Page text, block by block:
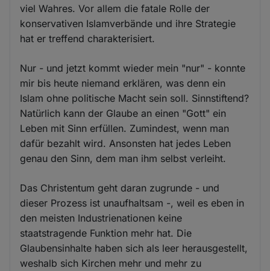
viel Wahres. Vor allem die fatale Rolle der
konservativen Islamverbände und ihre Strategie
hat er treffend charakterisiert.
Nur - und jetzt kommt wieder mein "nur" - konnte
mir bis heute niemand erklären, was denn ein
Islam ohne politische Macht sein soll. Sinnstiftend?
Natürlich kann der Glaube an einen "Gott" ein
Leben mit Sinn erfüllen. Zumindest, wenn man
dafür bezahlt wird. Ansonsten hat jedes Leben
genau den Sinn, dem man ihm selbst verleiht.
Das Christentum geht daran zugrunde - und
dieser Prozess ist unaufhaltsam -, weil es eben in
den meisten Industrienationen keine
staatstragende Funktion mehr hat. Die
Glaubensinhalte haben sich als leer herausgestellt,
weshalb sich Kirchen mehr und mehr zu